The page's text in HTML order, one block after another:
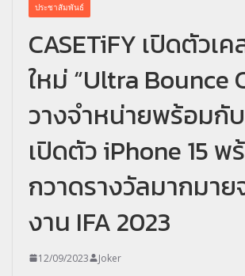
ประชาสัมพันธ์
CASETiFY เปิดตัวเ
ใหม่ “Ultra Bounce
วางจำหน่ายพร้อมกั
เปิดตัว iPhone 15 พ
กวาดรางวัลมากมาย
งาน IFA 2023
12/09/2023 Joker